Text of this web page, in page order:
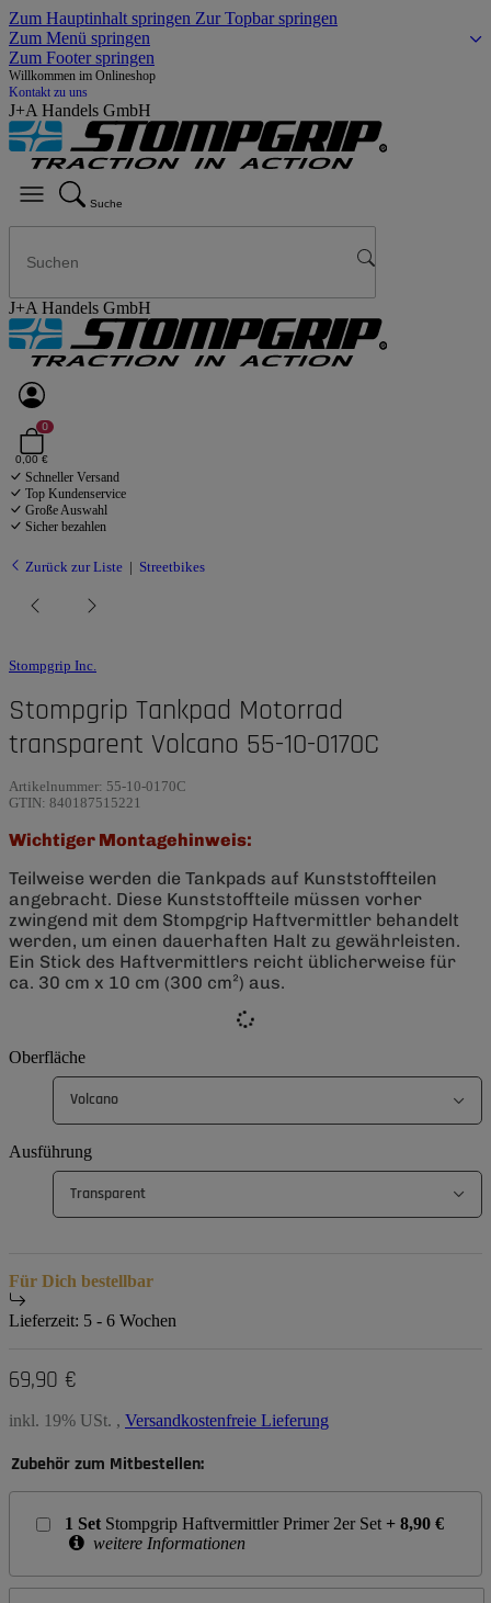
Zum Hauptinhalt springen Zur Topbar springen
Zum Menü springen
Zum Footer springen
Willkommen im Onlineshop
Kontakt zu uns
J+A Handels GmbH
Suche
J+A Handels GmbH
0
0,00 €
Schneller Versand
Top Kundenservice
Große Auswahl
Sicher bezahlen
Zurück zur Liste Streetbikes
Stompgrip Inc.
Stompgrip Tankpad Motorrad
transparent Volcano 55-10-0170C
Artikelnummer: 55-10-0170C
GTIN: 840187515221
Wichtiger Montagehinweis:
Teilweise werden die Tankpads auf Kunststoffteilen
angebracht. Diese Kunststoffteile müssen vorher
zwingend mit dem Stompgrip Haftvermittler behandelt
werden, um einen dauerhaften Halt zu gewährleisten.
Ein Stick des Haftvermittlers reicht üblicherweise für
ca. 30 cm x 10 cm (300 cm²) aus.
Oberfläche
Volcano
Ausführung
Transparent
Für Dich bestellbar
Lieferzeit: 5 - 6 Wochen
69,90 €
inkl. 19% USt. , Versandkostenfreie Lieferung
Zubehör zum Mitbestellen:
1 Set Stompgrip Haftvermittler Primer 2er Set + 8,90 €
weitere Informationen